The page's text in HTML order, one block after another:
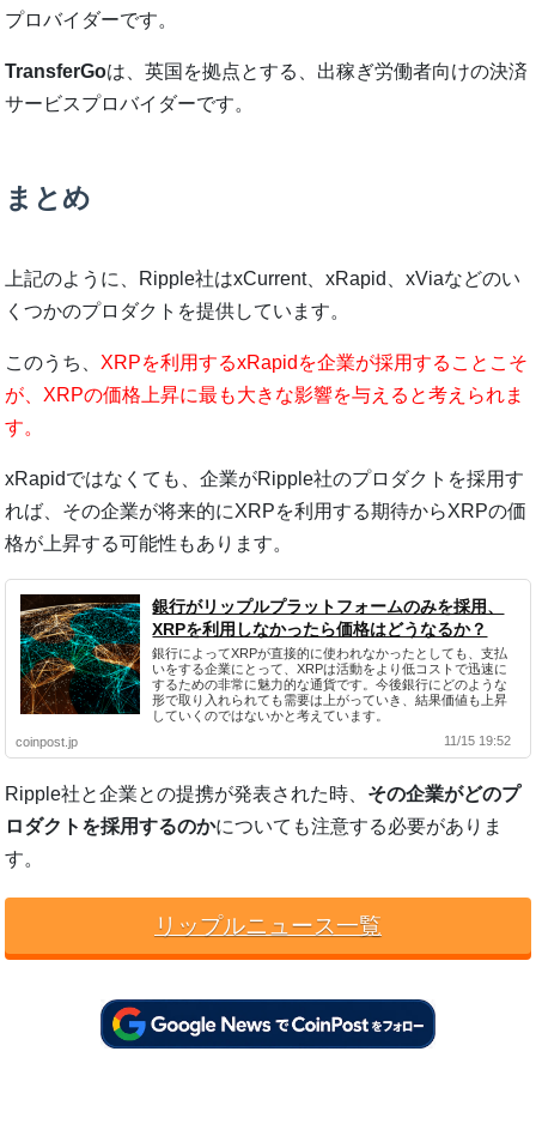
プロバイダーです。
TransferGoは、英国を拠点とする、出稼ぎ労働者向けの決済
サービスプロバイダーです。
まとめ
上記のように、Ripple社はxCurrent、xRapid、xViaなどのい
くつかのプロダクトを提供しています。
このうち、 XRPを利用するxRapidを企業が採用することこそ
が、XRPの価格上昇に最も大きな影響を与えると考えられま
す。
xRapidではなくても、企業がRipple社のプロダクトを採用す
れば、その企業が将来的にXRPを利用する期待からXRPの価
格が上昇する可能性もあります。
銀行がリップルプラットフォームのみを採用、
XRPを利用しなかったら価格はどうなるか？
銀行によってXRPが直接的に使われなかったとしても、支払
いをする企業にとって、XRPは活動をより低コストで迅速に
するための非常に魅力的な通貨です。今後銀行にどのような
形で取り入れられても需要は上がっていき、結果価値も上昇
していくのではないかと考えています。
coinpost.jp
11/15 19:52
Ripple社と企業との提携が発表された時、 その企業がどのプ
ロダクトを採用するのかについても注意する必要がありま
す。
リップルニュース一覧